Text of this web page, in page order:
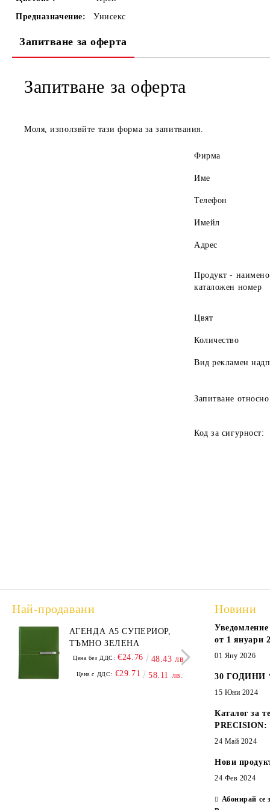
Предназначение:
Унисекс
Запитване за оферта
Запитване за оферта
Моля, използвйте тази форма за запитвания.
Фирма
Име
Телефон
Имейл
Адрес
Продукт -
каталожен номер
Цвят
Количество
Вид рекламен
Запитване относно
Код за сигурност:
Най-продавани
АГЕНДА А5 СУПЕРИОР,
ТЪМНО ЗЕЛЕНА
Цена без ДДС: €24.76 48.43 лв.
Цена с ДДС: €29.71 58.11 лв.
АГЕНДА
Цена
Новини
Уведомление
от 1 януари
01 Яну 2026
30 ГОДИНИ
15 Юни 2024
Каталог за
PRECISION:
24 Май 2024
Нови
24 Фев 2024
Абонирай се